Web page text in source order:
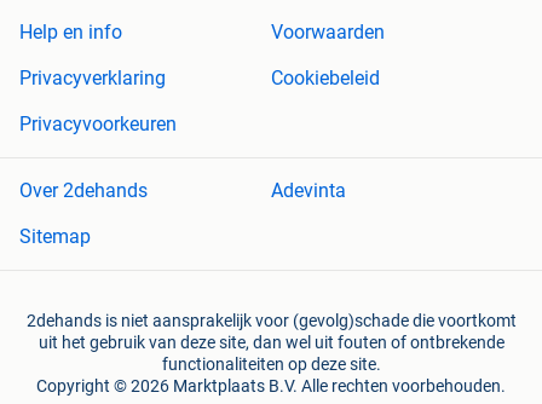
Help en info
Voorwaarden
Privacyverklaring
Cookiebeleid
Privacyvoorkeuren
Over 2dehands
Adevinta
Sitemap
2dehands is niet aansprakelijk voor (gevolg)schade die voortkomt
uit het gebruik van deze site, dan wel uit fouten of ontbrekende
functionaliteiten op deze site.
Copyright © 2026 Marktplaats B.V. Alle rechten voorbehouden.